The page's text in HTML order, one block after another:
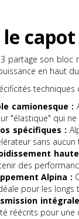
le
partage son bloc
en haut
camionesque :
"élastique" qui
spécifiques :
sans
des
Alpina :
pour les longs
réécrits pour une